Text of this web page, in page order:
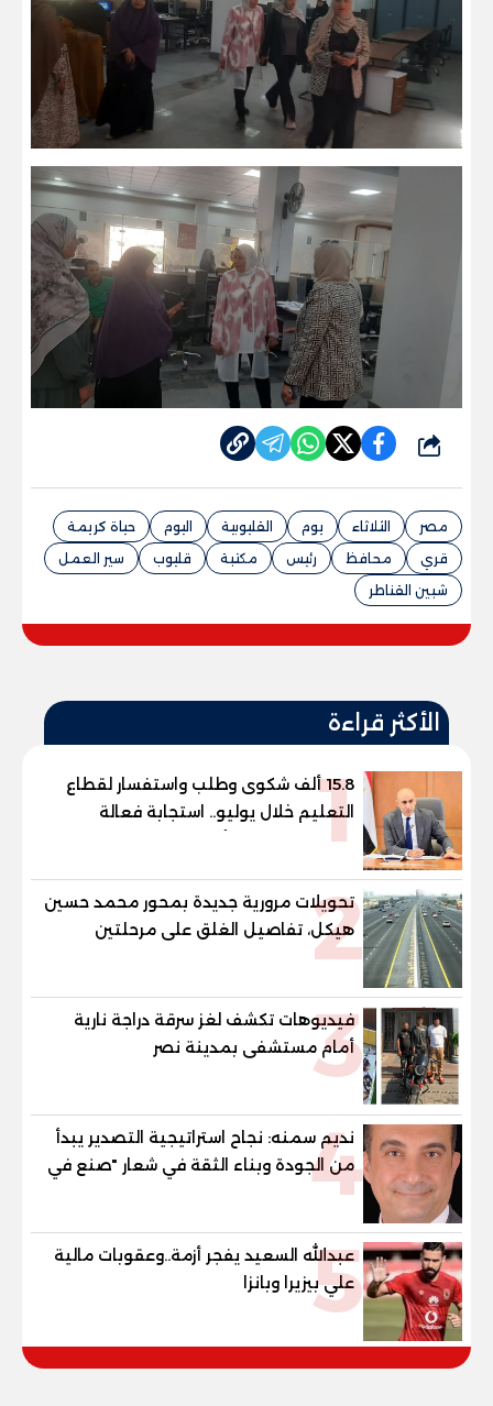
شارك
مصر الثلاثاء يوم القليوبية اليوم
حياة كريمة
قري
محافظ رئيس مكتبة قليوب
سير العمل
شبين القناطر
الأكثر قراءة
115.8 ألف شكوى وطلب واستفسار لقطاع
التعليم خلال يوليو.. استجابة فعالة
لشكاوى الطلاب وأولياء الأمور
2
تحويلات مرورية جديدة بمحور محمد حسين
هيكل، تفاصيل الغلق على مرحلتين
3
فيديوهات تكشف لغز سرقة دراجة نارية
أمام مستشفى بمدينة نصر
4
نديم سمنه: نجاح استراتيجية التصدير يبدأ
من الجودة وبناء الثقة في شعار "صنع في
مصر"
5
عبدالله السعيد يفجر أزمة..وعقوبات مالية
علي بيزيرا وبانزا